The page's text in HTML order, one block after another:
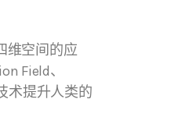
维空间的应
Field、
术提升人类的